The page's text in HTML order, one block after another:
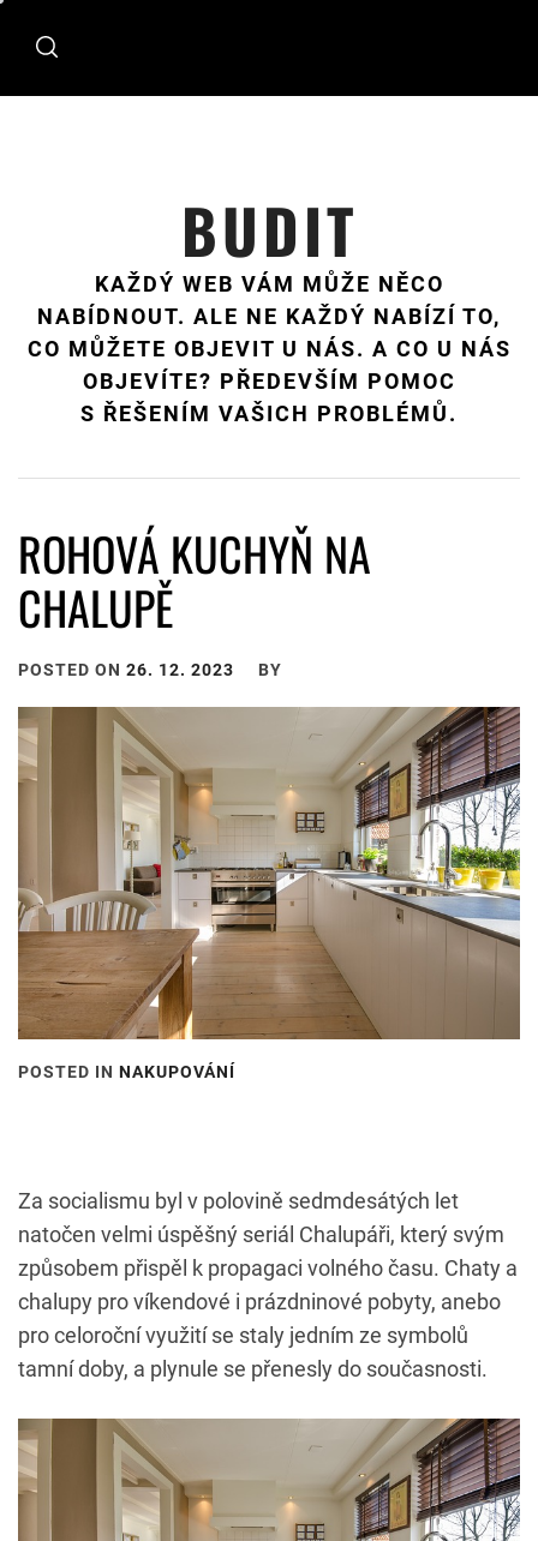
BUDIT
KAŽDÝ WEB VÁM MŮŽE NĚCO
NABÍDNOUT. ALE NE KAŽDÝ NABÍZÍ TO,
CO MŮŽETE OBJEVIT U NÁS. A CO U NÁS
OBJEVÍTE? PŘEDEVŠÍM POMOC
S ŘEŠENÍM VAŠICH PROBLÉMŮ.
ROHOVÁ KUCHYŇ NA
CHALUPĚ
POSTED ON 26. 12. 2023 BY
POSTED IN NAKUPOVÁNÍ
Za socialismu byl v polovině sedmdesátých let
natočen velmi úspěšný seriál Chalupáři, který svým
způsobem přispěl k propagaci volného času. Chaty a
chalupy pro víkendové i prázdninové pobyty, anebo
pro celoroční využití se staly jedním ze symbolů
tamní doby, a plynule se přenesly do současnosti.